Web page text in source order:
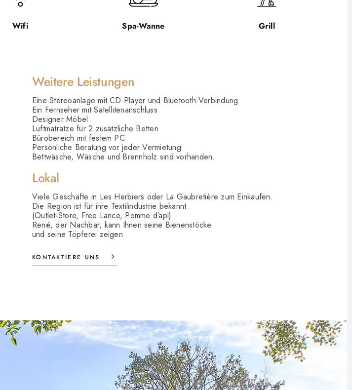
Wifi Spa-Wanne Grill
Weitere Leistungen
Eine Stereoanlage mit CD-Player und Bluetooth-Verbindung
Ein Fernseher mit Satellitenanschluss
Designer Möbel
Luftmatratze für 2 zusätzliche Betten
Bürobereich mit festem PC
Persönliche Beratung vor jeder Vermietung
Bettwäsche, Wäsche und Brennholz sind vorhanden.
Lokal
Viele Geschäfte in Les Herbiers oder La Gaubretière zum Einkaufen.
Die Region ist für ihre Textilindustrie bekannt
(Outlet-Store, Free-Lance, Pomme d’api)
René, der Nachbar, kann Ihnen seine Bienenstöcke
und seine Töpferei zeigen
KONTAKTIERE UNS